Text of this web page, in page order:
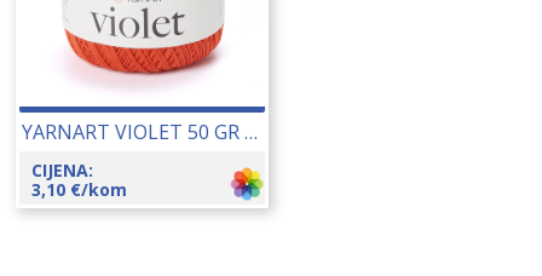
YARNART VIOLET 50 GR 25005
CIJENA:
3,10 €/kom